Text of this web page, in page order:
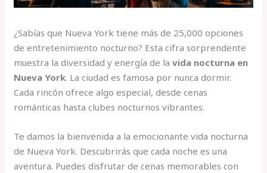
¿Sabías que Nueva York tiene más de 25,000 opciones
de entretenimiento nocturno? Esta cifra sorprendente
muestra la diversidad y energía de lavida nocturna en
Nueva York. La ciudad es famosa por nunca dormir.
Cada rincón ofrece algo especial, desde cenas
románticas hasta clubes nocturnos vibrantes.
Te damos la bienvenida a la emocionante vida nocturna
de Nueva York. Descubrirás que cada noche es una
aventura. Puedes disfrutar de cenas memorables con